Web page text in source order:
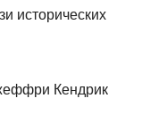
исторических
Кендрик